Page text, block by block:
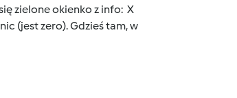
zielone okienko z info: X
(jest zero). Gdzieś tam, w